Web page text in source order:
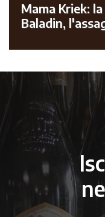
Mama Kriek:
Baladin,